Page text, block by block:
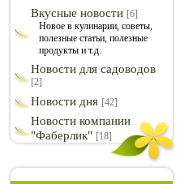
Вкусные новости [6]
Новое в кулинарии, советы,
полезные статьи, полезные
продукты и т.д.
Новости для садоводов
[2]
Новости дня [42]
Новости компании
"Фаберлик" [18]